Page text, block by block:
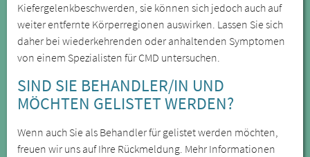
Kiefergelenkbeschwerden, sie können sich jedoch auch auf
weiter entfernte Körperregionen auswirken. Lassen Sie sich
daher bei wiederkehrenden oder anhaltenden Symptomen
von einem Spezialisten für CMD untersuchen.
SIND SIE BEHANDLER/IN UND
MÖCHTEN GELISTET WERDEN?
Wenn auch Sie als Behandler für gelistet werden möchten,
freuen wir uns auf Ihre Rückmeldung. Mehr Informationen